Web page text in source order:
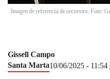
Imagen de referencia de secuestro. Foto:
Gissell Campo
Santa Marta10/06/2025 - 11:54